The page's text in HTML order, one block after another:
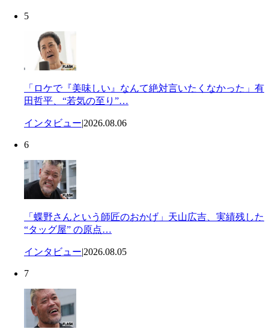
5
「ロケで『美味しい』なんて絶対言いたくなかった」有
田哲平、“若気の至り”…
インタビュー|2026.08.06
6
「蝶野さんという師匠のおかげ」天山広吉、実績残した
“タッグ屋” の原点…
インタビュー|2026.08.05
7